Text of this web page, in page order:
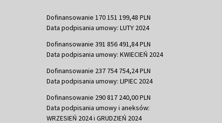
Dofinansowanie 170 151 199,48 PLN
Data podpisania umowy: LUTY 2024
Dofinansowanie 391 856 491,84 PLN
Data podpisania umowy: KWIECIEŃ 2024
Dofinansowanie 237 754 754,24 PLN
Data podpisania umowy: LIPIEC 2024
Dofinansowanie 290 817 240,00 PLN
Data podpisania umowy i aneksów:
WRZESIEŃ 2024 i GRUDZIEŃ 2024